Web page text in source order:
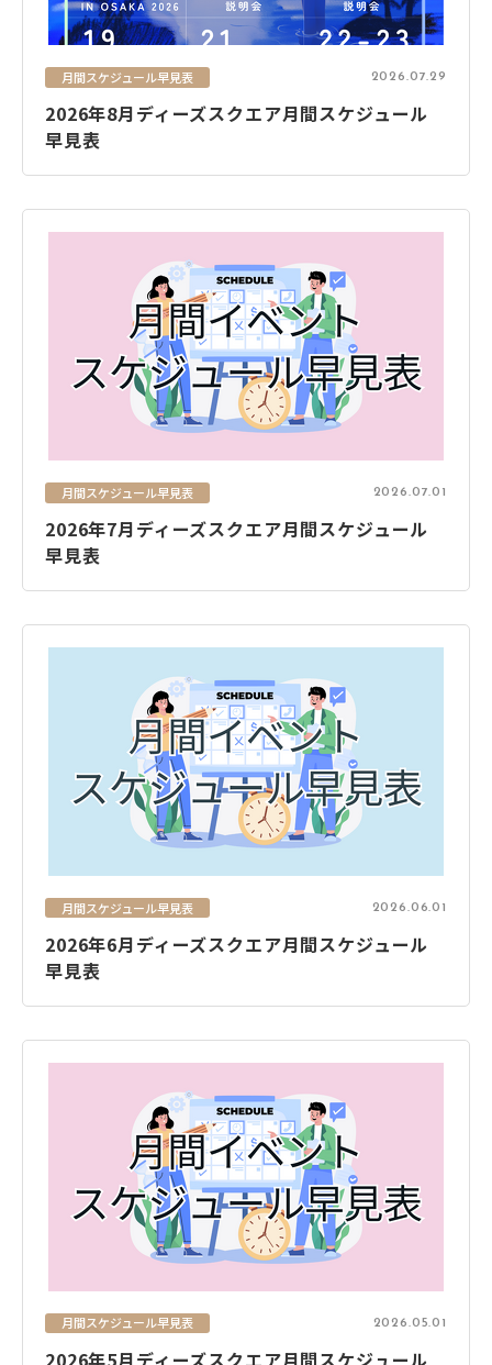
関連サイト
ディアモール大阪
湊町リバープレイス
- 梅田一丁目美味しい市場 -
月間スケジュール早見表 2026.07.29
2026年8月ディーズスクエア月間スケジュール
早見表
月間スケジュール早見表 2026.07.01
2026年7月ディーズスクエア月間スケジュール
早見表
月間スケジュール早見表 2026.06.01
2026年6月ディーズスクエア月間スケジュール
早見表
月間スケジュール早見表 2026.05.01
2026年5月ディーズスクエア月間スケジュール